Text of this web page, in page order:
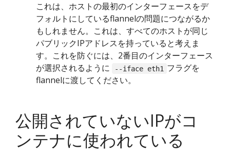
これは、ホストの最初のインターフェースをデ
フォルトにしているflannelの問題につながるか
もしれません。これは、すべてのホストが同じ
パブリックIPアドレスを持っていると考えま
す。これを防ぐには、2番目のインターフェース
が選択されるように
--iface eth1 フラグを
flannelに渡してください。
公開されていないIPがコ
ンテナに使われている